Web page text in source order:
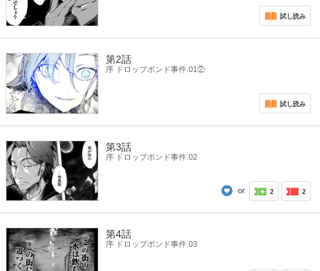
試し読み
第2話
序 ドロップポンド事件.01②
試し読み
第3話
序 ドロップポンド事件.02
or 2 2
第4話
序 ドロップポンド事件.03